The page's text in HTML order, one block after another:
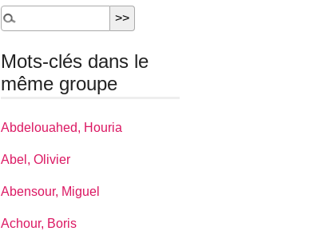
Mots-clés dans le
même groupe
Abdelouahed, Houria
Abel, Olivier
Abensour, Miguel
Achour, Boris